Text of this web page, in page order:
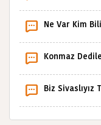
Ne Var Kim
Konmaz
Biz Sivaslıyız